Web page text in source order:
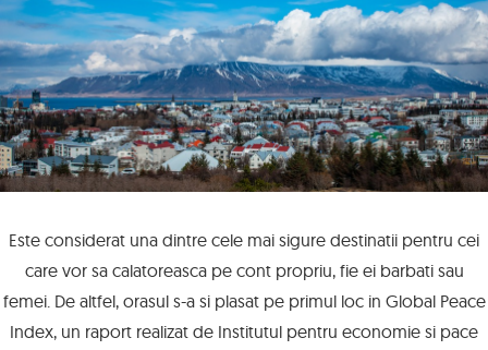
Este considerat una dintre cele mai sigure destinatii pentru cei
care vor sa calatoreasca pe cont propriu, fie ei barbati sau
femei. De altfel, orasul s-a si plasat pe primul loc in Global Peace
Index, un raport realizat de Institutul pentru economie si pace